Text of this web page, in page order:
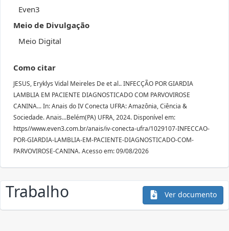
Even3
Meio de Divulgação
Meio Digital
Como citar
JESUS, Eryklys Vidal Meireles De et al.. INFECÇÃO POR GIARDIA
LAMBLIA EM PACIENTE DIAGNOSTICADO COM PARVOVIROSE
CANINA... In: Anais do IV Conecta UFRA: Amazônia, Ciência &
Sociedade. Anais...Belém(PA) UFRA, 2024. Disponível em:
https//www.even3.com.br/anais/iv-conecta-ufra/1029107-INFECCAO-
POR-GIARDIA-LAMBLIA-EM-PACIENTE-DIAGNOSTICADO-COM-
PARVOVIROSE-CANINA. Acesso em: 09/08/2026
Trabalho Ver documento